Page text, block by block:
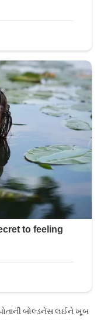
પોતાની બોલ્ડનેસ લઈને ખૂબ